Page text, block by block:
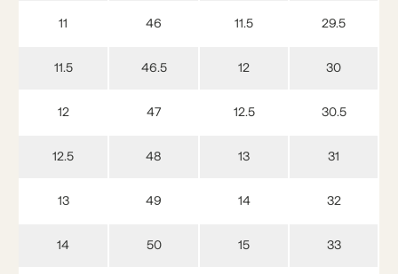
11 46 11.5 29.5
11.5 46.5 12 30
12 47 12.5 30.5
12.5 48 13 31
13 49 14 32
14 50 15 33